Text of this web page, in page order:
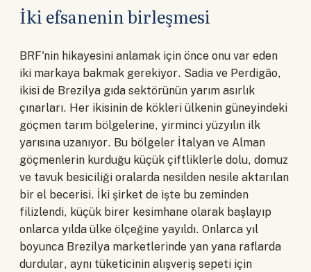
İki efsanenin birleşmesi
BRF'nin hikayesini anlamak için önce onu var eden
iki markaya bakmak gerekiyor. Sadia ve Perdigão,
ikisi de Brezilya gıda sektörünün yarım asırlık
çınarları. Her ikisinin de kökleri ülkenin güneyindeki
göçmen tarım bölgelerine, yirminci yüzyılın ilk
yarısına uzanıyor. Bu bölgeler İtalyan ve Alman
göçmenlerin kurduğu küçük çiftliklerle dolu, domuz
ve tavuk besiciliği oralarda nesilden nesile aktarılan
bir el becerisi. İki şirket de işte bu zeminden
filizlendi, küçük birer kesimhane olarak başlayıp
onlarca yılda ülke ölçeğine yayıldı. Onlarca yıl
boyunca Brezilya marketlerinde yan yana raflarda
durdular, aynı tüketicinin alışveriş sepeti için